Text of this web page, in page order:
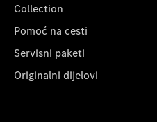
Collection
Pomoć na cesti
Servisni paketi
Originalni dijelovi